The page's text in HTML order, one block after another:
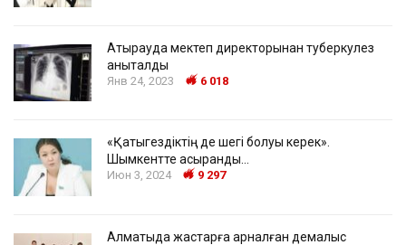
Атырауда мектеп директорынан туберкулез
анықталды
Янв 24, 2023 6 018
«Қатыгездіктің де шегі болуы керек».
Шымкентте асыранды…
Июн 3, 2024 9 297
Алматыда жастарға арналған демалыс